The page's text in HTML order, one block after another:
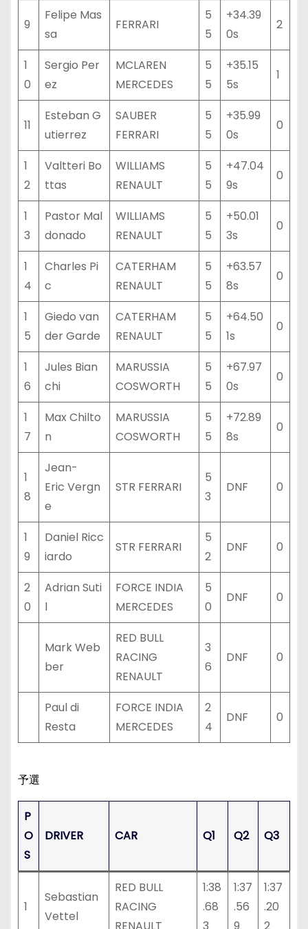
9
Felipe Mas
sa
FERRARI
5
5
+34.39
0s
2
1
0
Sergio Per
ez
MCLAREN
MERCEDES
5
5
+35.15
5s
1
11
Esteban G
utierrez
SAUBER
FERRARI
5
5
+35.99
0s
0
1
2
Valtteri Bo
ttas
WILLIAMS
RENAULT
5
5
+47.04
9s
0
1
3
Pastor Mal
donado
WILLIAMS
RENAULT
5
5
+50.01
3s
0
1
4
Charles Pi
c
CATERHAM
RENAULT
5
5
+63.57
8s
0
1
5
Giedo van
der Garde
CATERHAM
RENAULT
5
5
+64.50
1s
0
1
6
Jules Bian
chi
MARUSSIA
COSWORTH
5
5
+67.97
0s
0
1
7
Max Chilto
n
MARUSSIA
COSWORTH
5
5
+72.89
8s
0
1
8
Jean-
Eric Vergn
e
STR FERRARI
5
3
DNF 0
1
9
Daniel Ricc
iardo
STR FERRARI
5
2
DNF 0
2
0
Adrian Suti
l
FORCE INDIA
MERCEDES
5
0
DNF 0
Mark Web
ber
RED BULL
RACING
RENAULT
3
6
DNF 0
Paul di
Resta
FORCE INDIA
MERCEDES
2
4
DNF 0
予選
P
O
S
DRIVER CAR Q1 Q2 Q3
1
Sebastian
Vettel
RED BULL
RACING
1:38
.68
1:37
.56
1:37
.20